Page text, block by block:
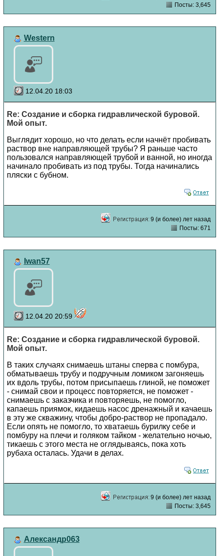
Посты: 3,645
Western
12.04.20 18:03
Re: Создание и сборка гидравлической буровой.
Мой опыт.
Выглядит хорошо, но что делать если начнёт пробивать
раствор вне направляющей трубы? Я раньше часто
пользовался направляющей трубой и ванной, но иногда
начинало пробивать из под трубы. Тогда начинались
пляски с бубном.
9 (и более) лет назад
Посты: 671
Iwan57
12.04.20 20:59
Re: Создание и сборка гидравлической буровой.
Мой опыт.
В таких случаях снимаешь штаны сперва с помбура,
обматываешь трубу и подручным ломиком загоняешь
их вдоль трубы, потом присыпаешь глиной, не поможет
- снимай свои и процесс повторяется, не поможет -
снимаешь с заказчика и повторяешь, не помогло,
капаешь приямок, кидаешь насос дренажный и качаешь
в эту же скважину, чтобы добро-раствор не пропадало.
Если опять не помогло, то хватаешь бурилку себе и
помбуру на плечи и голяком тайком - желательно ночью,
тикаешь с этого места не оглядываясь, пока хоть
рубаха осталась. Удачи в делах.
9 (и более) лет назад
Посты: 3,645
Александр063